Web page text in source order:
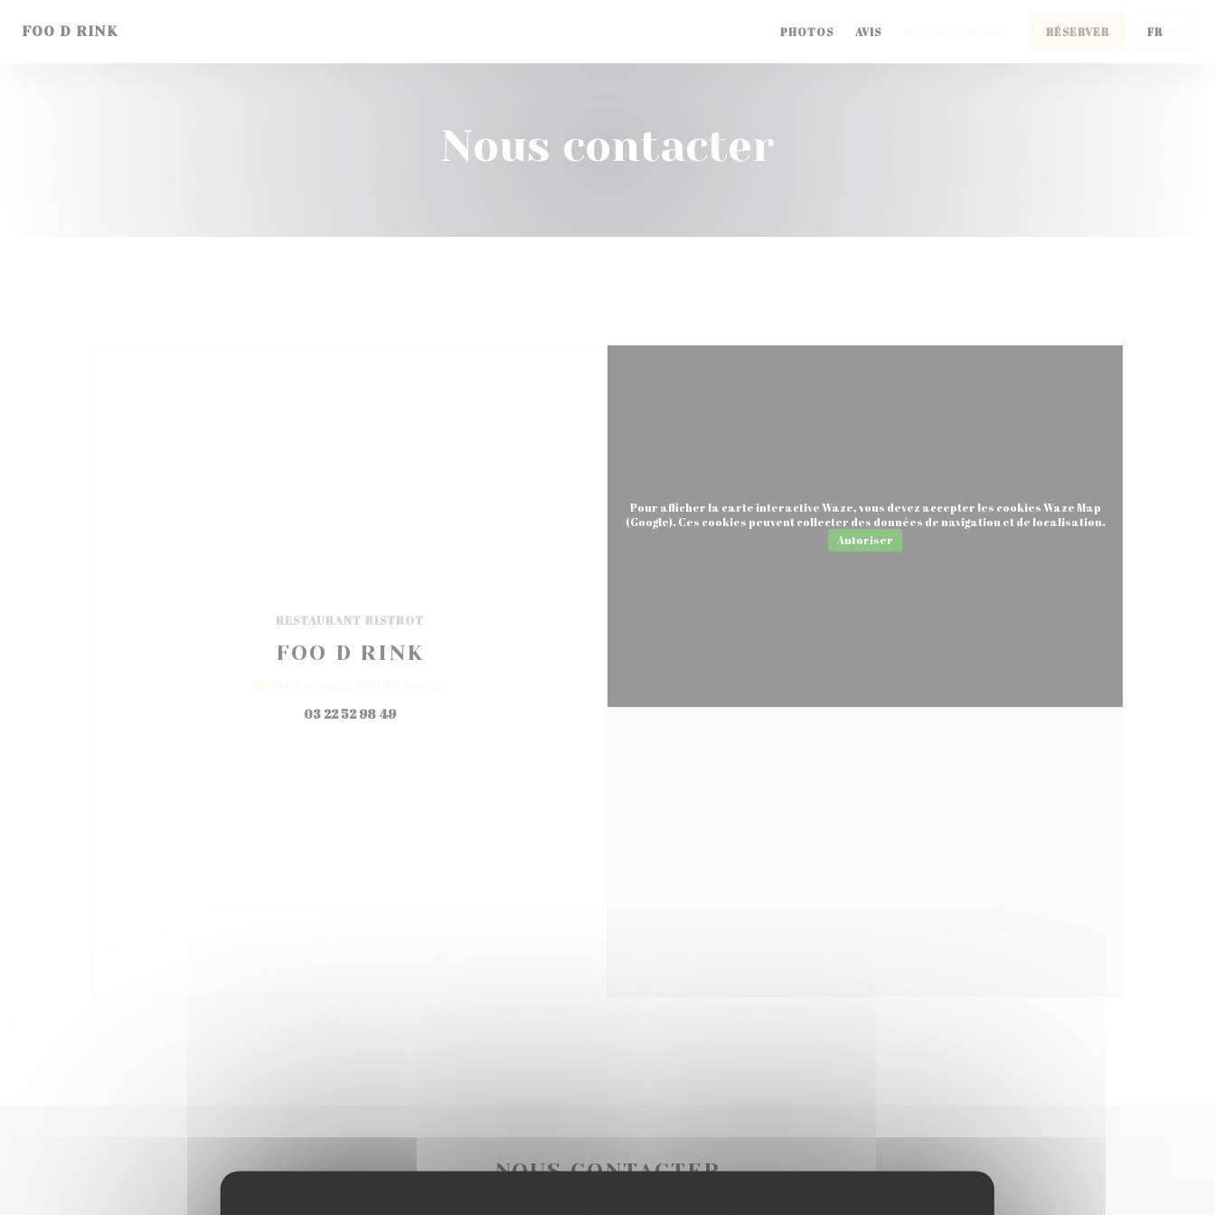
FOO D RINK PHOTOS AVIS RÉSERVER FR
Nous contacter
RESTAURANT BISTROT
FOO D RINK
03 22 52 98 49
Pour afficher la carte interactive Waze, vous devez accepter les cookies Waze Map
(Google). Ces cookies peuvent collecter des données de navigation et de localisation.
Autoriser
NOUS CONTACTER